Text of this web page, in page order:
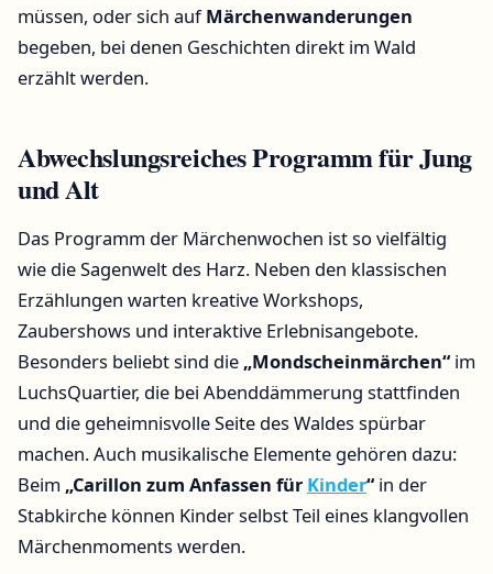
müssen, oder sich aufMärchenwanderungen
begeben, bei denen Geschichten direkt im Wald
erzählt werden.
Abwechslungsreiches Programm für Jung
und Alt
Das Programm der Märchenwochen ist so vielfältig
wie die Sagenwelt des Harz. Neben den klassischen
Erzählungen warten kreative Workshops,
Zaubershows und interaktive Erlebnisangebote.
Besonders beliebt sind die „Mondscheinmärchen“ im
LuchsQuartier, die bei Abenddämmerung stattfinden
und die geheimnisvolle Seite des Waldes spürbar
machen. Auch musikalische Elemente gehören dazu:
Beim „Carillon zum Anfassen für Kinder“ in der
Stabkirche können Kinder selbst Teil eines klangvollen
Märchenmoments werden.